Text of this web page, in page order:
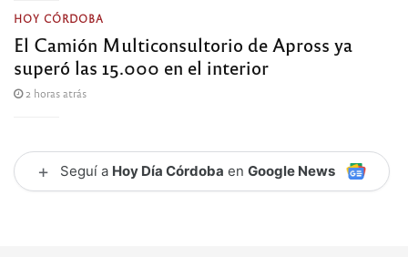
HOY CÓRDOBA
El Camión Multiconsultorio de Apross ya
superó las 15.000 en el interior
2 horas atrás
+ Seguí a Hoy Día Córdoba en Google News